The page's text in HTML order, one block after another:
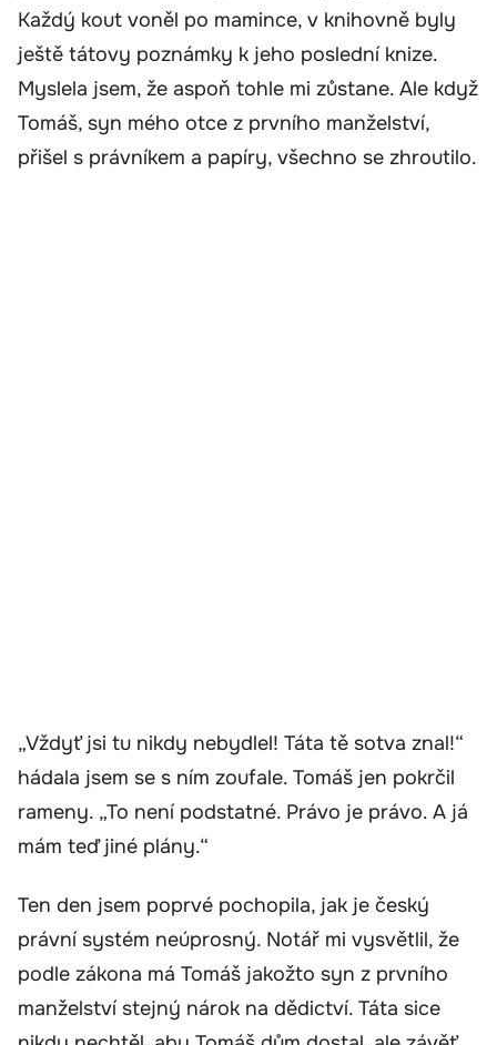
Každý kout voněl po mamince, v knihovně byly
ještě tátovy poznámky k jeho poslední knize.
Myslela jsem, že aspoň tohle mi zůstane. Ale když
Tomáš, syn mého otce z prvního manželství,
přišel s právníkem a papíry, všechno se zhroutilo.
„Vždyť jsi tu nikdy nebydlel! Táta tě sotva znal!“
hádala jsem se s ním zoufale. Tomáš jen pokrčil
rameny. „To není podstatné. Právo je právo. A já
mám teď jiné plány.“
Ten den jsem poprvé pochopila, jak je český
právní systém neúprosný. Notář mi vysvětlil, že
podle zákona má Tomáš jakožto syn z prvního
manželství stejný nárok na dědictví. Táta sice